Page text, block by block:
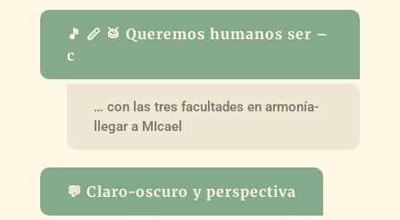
🎵 🪈 🥁 Queremos humanos ser –
c
… con las tres facultades en armonía-
llegar a MIcael
💬 Claro-oscuro y perspectiva